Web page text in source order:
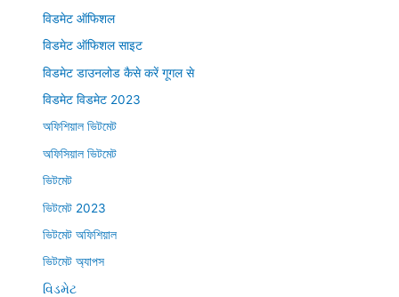
विडमेट ऑफिशल
विडमेट ऑफिशल साइट
विडमेट डाउनलोड कैसे करें गूगल से
विडमेट विडमेट 2023
অফিশিয়াল ভিটমেট
অফিসিয়াল ভিটমেট
ভিটমেট
ভিটমেট 2023
ভিটমেট অফিশিয়াল
ভিটমেট অ্যাপস
વિડમેટ